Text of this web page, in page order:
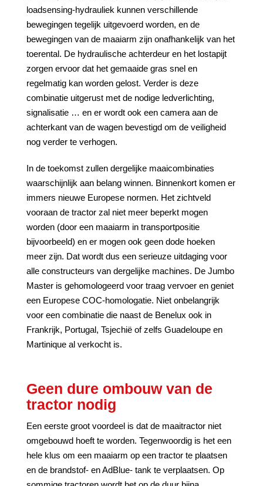
loadsensing-hydrauliek kunnen verschillende
bewegingen tegelijk uitgevoerd worden, en de
bewegingen van de maaiarm zijn onafhankelijk van het
toerental. De hydraulische achterdeur en het lostapijt
zorgen ervoor dat het gemaaide gras snel en
regelmatig kan worden gelost. Verder is deze
combinatie uitgerust met de nodige ledverlichting,
signalisatie … en er wordt ook een camera aan de
achterkant van de wagen bevestigd om de veiligheid
nog verder te verhogen.
In de toekomst zullen dergelijke maaicombinaties
waarschijnlijk aan belang winnen. Binnenkort komen er
immers nieuwe Europese normen. Het zichtveld
vooraan de tractor zal niet meer beperkt mogen
worden (door een maaiarm in transportpositie
bijvoorbeeld) en er mogen ook geen dode hoeken
meer zijn. Dat wordt dus een serieuze uitdaging voor
alle constructeurs van dergelijke machines. De Jumbo
Master is gehomologeerd voor traag vervoer en geniet
een Europese COC-homologatie. Niet onbelangrijk
voor een combinatie die naast de Benelux ook in
Frankrijk, Portugal, Tsjechië of zelfs Guadeloupe en
Martinique al verkocht is.
Geen dure ombouw van de
tractor nodig
Een eerste groot voordeel is dat de maaitractor niet
omgebouwd hoeft te worden. Tegenwoordig is het een
hele klus om een maaiarm op een tractor te plaatsen
en de brandstof- en AdBlue- tank te verplaatsen. Op